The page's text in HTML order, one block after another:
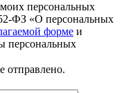
персональных
ФЗ «О персональных
форме и
персональных
отправлено.